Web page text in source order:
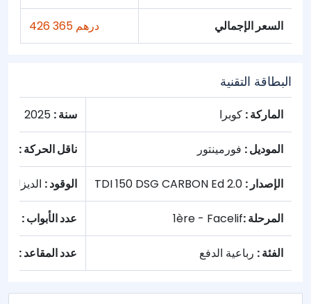
السعر الإجمالي 426 365 درهم
البطاقة التقنية
الماركة : كوبرا سنة :
الموديل : فورمينتور ناقل الحركة :
الإصدار : الوقود : الديزل
المرحلة :1ère - Facelif عدد الأبواب :
الفئة : رباعية الدفع عدد المقاعد :